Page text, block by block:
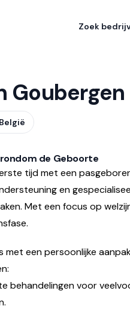
Zoek
Goubergen
de Geboorte
tijd met een
en
Met een focus op
met een persoonlijke
behandelingen voor